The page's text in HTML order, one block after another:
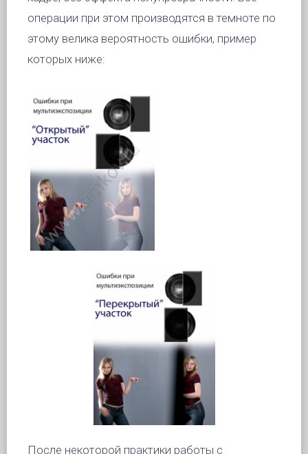
операции при этом производятся в темноте по
этому велика вероятность ошибки, пример
которых ниже:
После некоторой практики работы с